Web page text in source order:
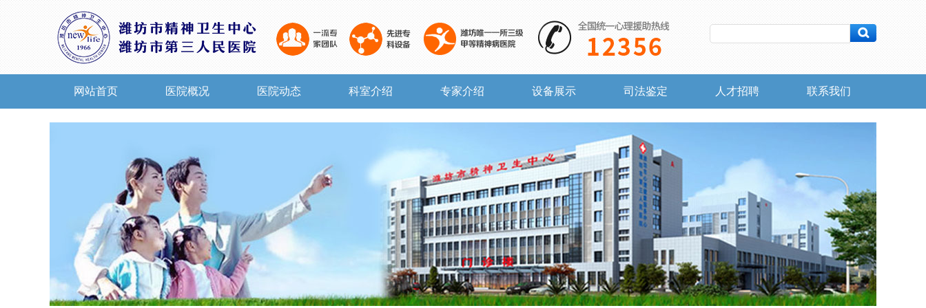
网站首页 医院概况 医院动态 科室介绍 专家介绍 设备展示 司法鉴定 人才招聘 联系我们